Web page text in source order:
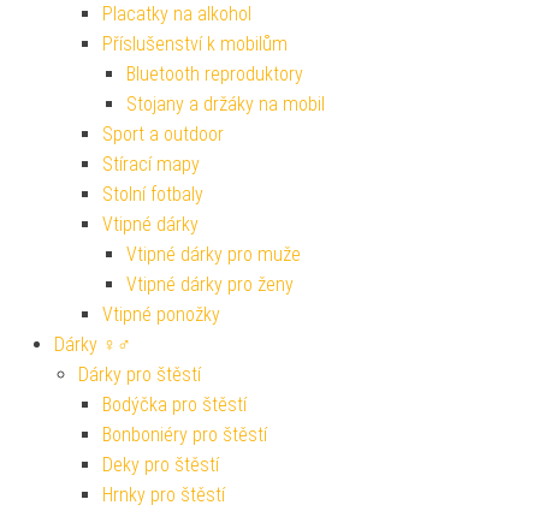
Placatky na alkohol
Příslušenství k mobilům
Bluetooth reproduktory
Stojany a držáky na mobil
Sport a outdoor
Stírací mapy
Stolní fotbaly
Vtipné dárky
Vtipné dárky pro muže
Vtipné dárky pro ženy
Vtipné ponožky
Dárky ♀♂
Dárky pro štěstí
Bodýčka pro štěstí
Bonboniéry pro štěstí
Deky pro štěstí
Hrnky pro štěstí